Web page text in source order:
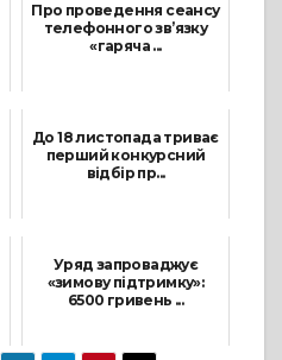
Про проведення сеансу
телефонного зв’язку
«гаряча ...
До 18 листопада триває
перший конкурсний
відбір пр...
Уряд запроваджує
«зимову підтримку»:
6500 гривень ...
7 Листопада, 2025